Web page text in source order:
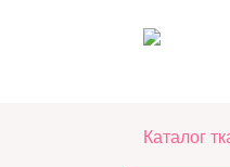
Каталог